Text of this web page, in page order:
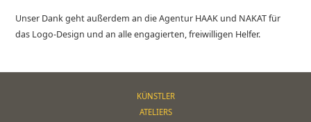
Unser Dank geht außerdem an die Agentur HAAK und NAKAT für
das Logo-Design und an alle engagierten, freiwilligen Helfer.
KÜNSTLER
ATELIERS